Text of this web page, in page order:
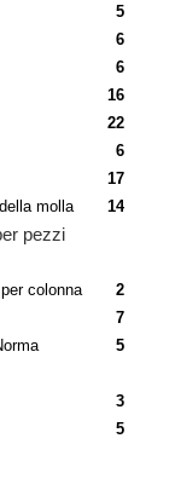
5
6
6
16
22
6
17
molla
14
pezzi
colonna
2
7
5
3
5